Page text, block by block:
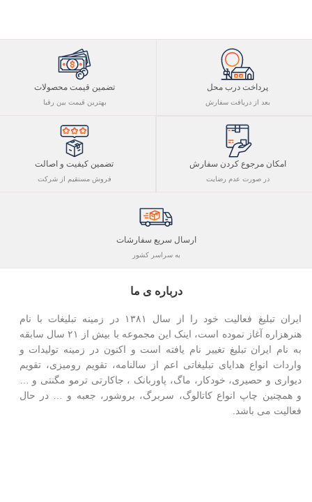
پرداخت درب محل
بعد از دریافت سفارش
تضمین قیمت محصولات
بهترین قیمت بین رقبا
امکان مرجوع کردن سفارش
در صورت عدم رضایت
تضمین کیفیت و اصالت
فروش مستقیم از شرکت
ارسال سریع سفارشات
به سراسر کشور
درباره ی ما
ایران تبلیغ فعالیت خود را از سال ۱۳۸۱ در زمینه تبلیغات با نام
هنرهزاره آغاز نموده است، اینک این مجموعه با بیش از ۲۱ سال سابقه
به نام ایران تبلیغ تغییر نام یافته است و اکنون در زمینه تولیدات و
واردات انواع هدایای تبلیغاتی اعم از سالنامه، تقویم رومیزی، تقویم
دیواری و حصیری، خودکار، ماگ، پاوربانک ، جاکارتی ترمو مگنتی و …
و همچنین چاپ انواع کاتالوگ، سربرگ، بروشور، جعبه و … در حال
فعالیت می باشد.